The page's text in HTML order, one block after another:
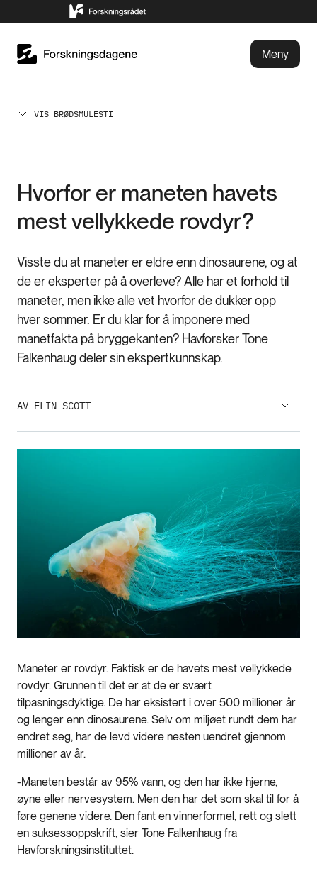
Meny
VIS BRØDSMULESTI
Hvorfor er maneten havets
mest vellykkede rovdyr?
Visste du at maneter er eldre enn dinosaurene, og at
de er eksperter på å overleve? Alle har et forhold til
maneter, men ikke alle vet hvorfor de dukker opp
hver sommer. Er du klar for å imponere med
manetfakta på bryggekanten? Havforsker Tone
Falkenhaug deler sin ekspertkunnskap.
AV ELIN SCOTT
Maneter er rovdyr. Faktisk er de havets mest vellykkede
rovdyr. Grunnen til det er at de er svært
tilpasningsdyktige. De har eksistert i over 500 millioner år
og lenger enn dinosaurene. Selv om miljøet rundt dem har
endret seg, har de levd videre nesten uendret gjennom
millioner av år.
-Maneten består av 95% vann, og den har ikke hjerne,
øyne eller nervesystem. Men den har det som skal til for å
føre genene videre. Den fant en vinnerformel, rett og slett
en suksessoppskrift, sier Tone Falkenhaug fra
Havforskningsinstituttet.